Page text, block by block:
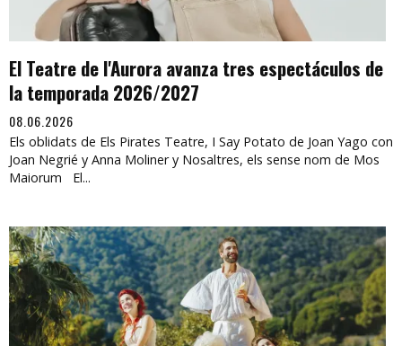
El Teatre de l'Aurora avanza tres espectáculos de
la temporada 2026/2027
08.06.2026
Els oblidats de Els Pirates Teatre, I Say Potato de Joan Yago con
Joan Negrié y Anna Moliner y Nosaltres, els sense nom de Mos
Maiorum El...